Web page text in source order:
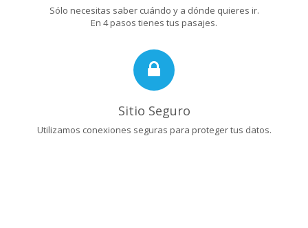
Sólo necesitas saber cuándo y a dónde quieres ir.
En 4 pasos tienes tus pasajes.
Sitio Seguro
Utilizamos conexiones seguras para proteger tus datos.